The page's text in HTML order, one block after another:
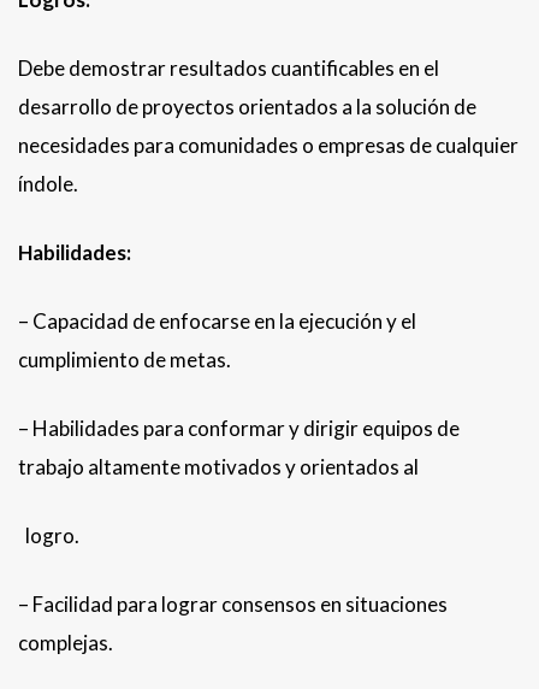
Debe demostrar resultados cuantificables en el
desarrollo de proyectos orientados a la solución de
necesidades para comunidades o empresas de cualquier
índole.
Habilidades:
– Capacidad de enfocarse en la ejecución y el
cumplimiento de metas.
– Habilidades para conformar y dirigir equipos de
trabajo altamente motivados y orientados al
logro.
– Facilidad para lograr consensos en situaciones
complejas.